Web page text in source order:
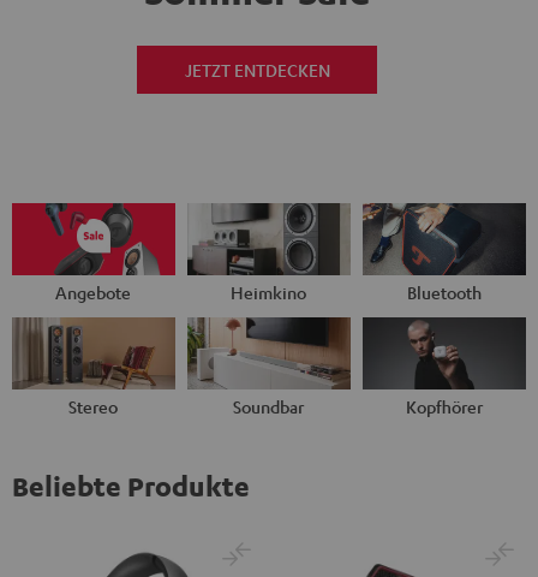
JETZT ENTDECKEN
Angebote Heimkino Bluetooth
Stereo Soundbar Kopfhörer
Beliebte Produkte